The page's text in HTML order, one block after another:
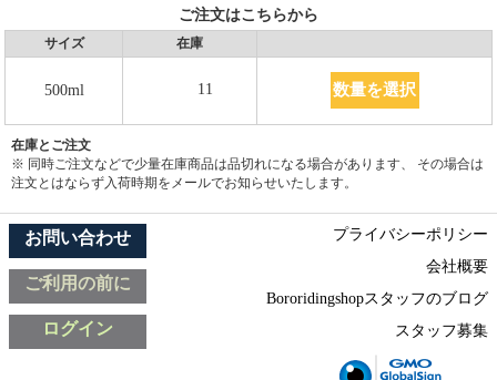
ご注文はこちらから
サイズ 在庫
500ml 11 数量を選択
在庫とご注文
※ 同時ご注文などで少量在庫商品は品切れになる場合があります、 その場合は
注文とはならず入荷時期をメールでお知らせいたします。
お問い合わせ
ご利用の前に
ログイン
プライバシーポリシー
会社概要
Bororidingshopスタッフのブログ
スタッフ募集